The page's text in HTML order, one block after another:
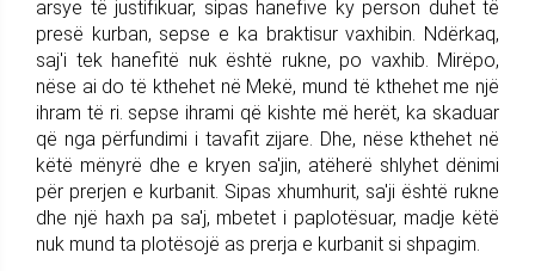
arsye të justifikuar, sipas hanefive ky person duhet të
presë kurban, sepse e ka braktisur vaxhibin. Ndërkaq,
saj'i tek hanefitë nuk është rukne, po vaxhib. Mirëpo,
nëse ai do të kthehet në Mekë, mund të kthehet me një
ihram të ri. sepse ihrami që kishte më herët, ka skaduar
që nga përfundimi i tavafit zijare. Dhe, nëse kthehet në
këtë mënyrë dhe e kryen sa'jin, atëherë shlyhet dënimi
për prerjen e kurbanit. Sipas xhumhurit, sa'ji është rukne
dhe një haxh pa sa'j, mbetet i paplotësuar, madje këtë
nuk mund ta plotësojë as prerja e kurbanit si shpagim.